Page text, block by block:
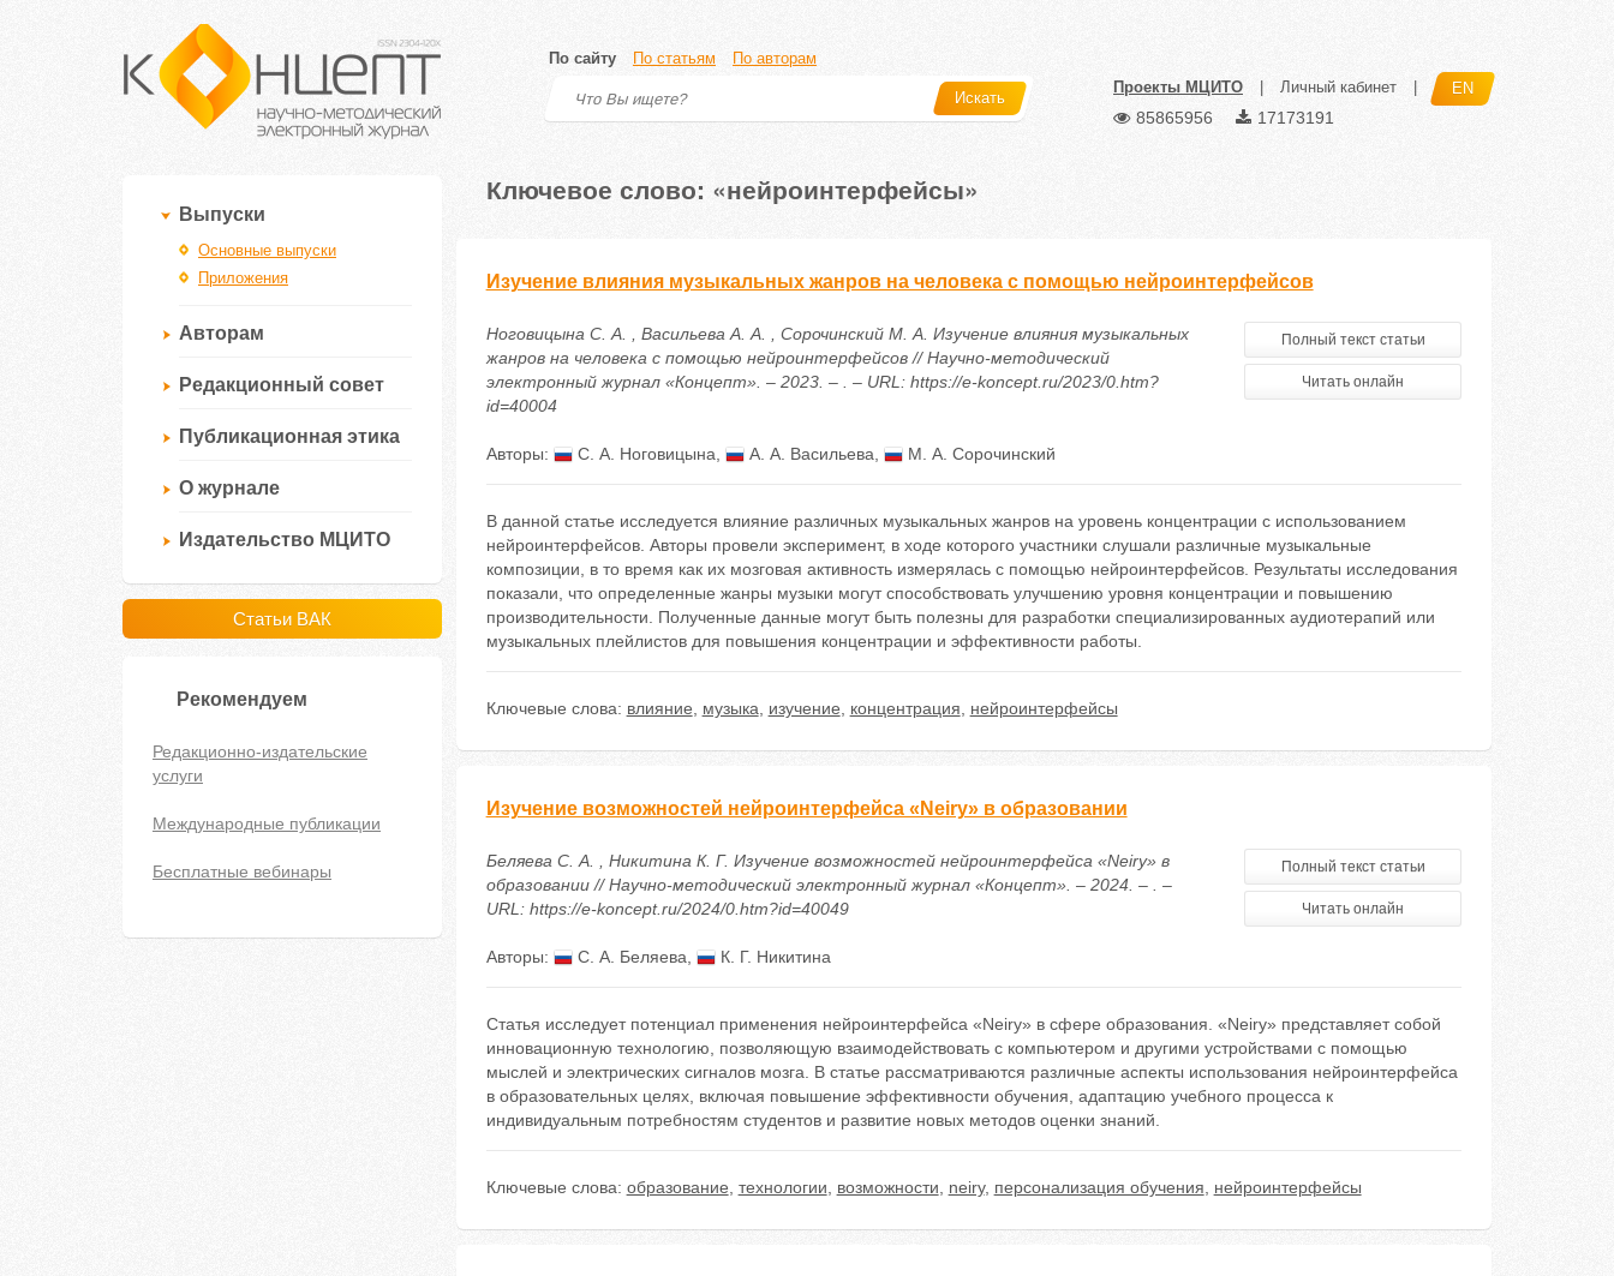
По сайту По статьям По авторам
Искать
Проекты МЦИТО Личный кабинет EN
85865956 17173191
Выпуски
Основные выпуски
Приложения
Авторам
Редакционный совет
Публикационная этика
О журнале
Издательство МЦИТО
Статьи ВАК
Рекомендуем
Редакционно-издательские
услуги
Международные публикации
Бесплатные вебинары
Ключевое слово: «нейроинтерфейсы»
Изучение влияния музыкальных жанров на человека с помощью нейроинтерфейсов
Ноговицына С. А. , Васильева А. А. , Сорочинский М. А. Изучение влияния музыкальных
жанров на человека с помощью нейроинтерфейсов // Научно-методический
электронный журнал «Концепт». – 2023. – . – URL: https://e-koncept.ru/2023/0.htm?
id=40004
Полный текст статьи
Читать онлайн
Авторы: С. А. Ноговицына А. А. Васильева М. А. Сорочинский
В данной статье исследуется влияние различных музыкальных жанров на уровень концентрации с использованием
нейроинтерфейсов. Авторы провели эксперимент, в ходе которого участники слушали различные музыкальные
композиции, в то время как их мозговая активность измерялась с помощью нейроинтерфейсов. Результаты исследования
показали, что определенные жанры музыки могут способствовать улучшению уровня концентрации и повышению
производительности. Полученные данные могут быть полезны для разработки специализированных аудиотерапий или
музыкальных плейлистов для повышения концентрации и эффективности работы.
Ключевые слова: влияние музыка изучение концентрация нейроинтерфейсы
Изучение возможностей нейроинтерфейса «Neiry» в образовании
Беляева С. А. , Никитина К. Г. Изучение возможностей нейроинтерфейса «Neiry» в
образовании // Научно-методический электронный журнал «Концепт». – 2024. – . –
URL: https://e-koncept.ru/2024/0.htm?id=40049
Полный текст статьи
Читать онлайн
Авторы: С. А. Беляева К. Г. Никитина
Статья исследует потенциал применения нейроинтерфейса «Neiry» в сфере образования. «Neiry» представляет собой
инновационную технологию, позволяющую взаимодействовать с компьютером и другими устройствами с помощью
мыслей и электрических сигналов мозга. В статье рассматриваются различные аспекты использования нейроинтерфейса
в образовательных целях, включая повышение эффективности обучения, адаптацию учебного процесса к
индивидуальным потребностям студентов и развитие новых методов оценки знаний.
Ключевые слова: образование технологии возможности neiry, персонализация обучения нейроинтерфейсы